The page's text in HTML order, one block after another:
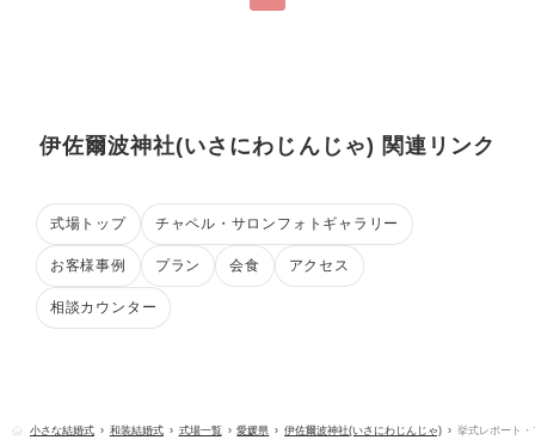
伊佐爾波神社(いさにわじんじゃ) 関連リンク
式場トップ チャペル・サロンフォトギャラリー
お客様事例 プラン 会食 アクセス
相談カウンター
小さな結婚式 和装結婚式 式場一覧 愛媛県 伊佐爾波神社(いさにわじんじゃ) 挙式レポート・